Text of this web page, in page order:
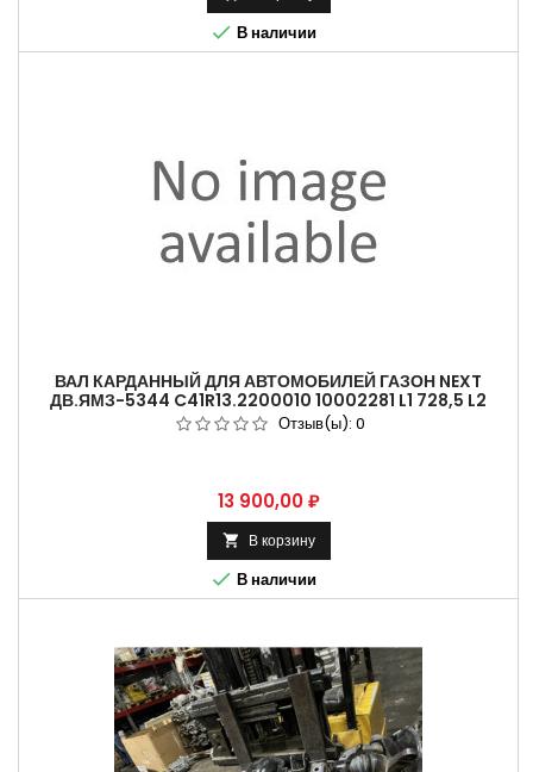
 В наличии
ВАЛ КАРДАННЫЙ ДЛЯ АВТОМОБИЛЕЙ ГАЗОН NEXT
ДВ.ЯМЗ-5344 C41R13.2200010 10002281 L1 728,5 L2
1131,5Отзыв(ы): 0
Цена
13 900,00 ₽
 В корзину
 В наличии